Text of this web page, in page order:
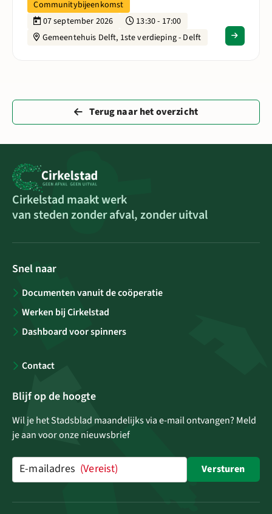
Communitybijeenkomst
07 september 2026
13:30 - 17:00
Gemeentehuis Delft, 1ste verdieping - Delft
Terug naar het overzicht
Cirkelstad maakt werk
van steden zonder afval, zonder uitval
Snel naar
Documenten vanuit de coöperatie
Werken bij Cirkelstad
Dashboard voor spinners
Contact
Blijf op de hoogte
Wil je het Stadsblad maandelijks via e-mail ontvangen? Meld
je aan voor onze nieuwsbrief
E-mailadres (Vereist) Versturen